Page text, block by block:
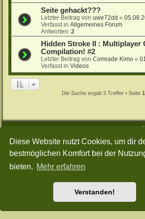
Diese Website nutzt Cookies, um dir
bestmöglichen Komfort bei der
bieten. Mehr erfahren
Verstanden!
Seite gehackt???
Letzter Beitrag vonuwe72dd «
Verfasst inAllgemeines Forum
Antworten:2
Hidden Stroke II : Multiplayer
Compilation! #2
Letzter Beitrag vonComrade Kimo «
Verfasst inVideos
Die Suche ergab 3 Treffer • Seite 1
Powered byphpBB ® Forum Software © phpBB Limited
Deutsche Übersetzung durchphpBB.de
Datenschutz |Nutzungsbedingungen